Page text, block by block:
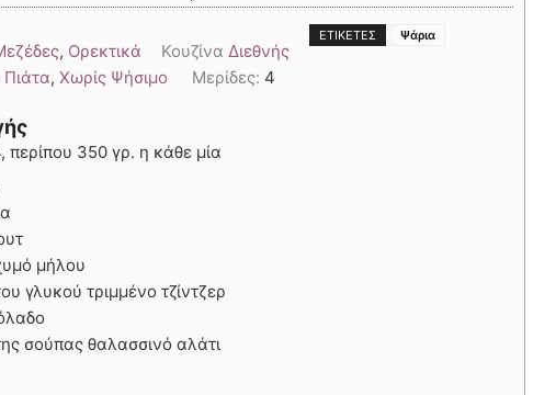
, Ορεκτικά Κουζίνα Διεθνής
ΕΤΙΚΈΤΕΣ Ψάρια
,Χωρίς Ψήσιμο Μερίδες: 4
περίπου 350 γρ. η κάθε μία
μήλου
γλυκού τριμμένο τζίντζερ
σούπας θαλασσινό αλάτι